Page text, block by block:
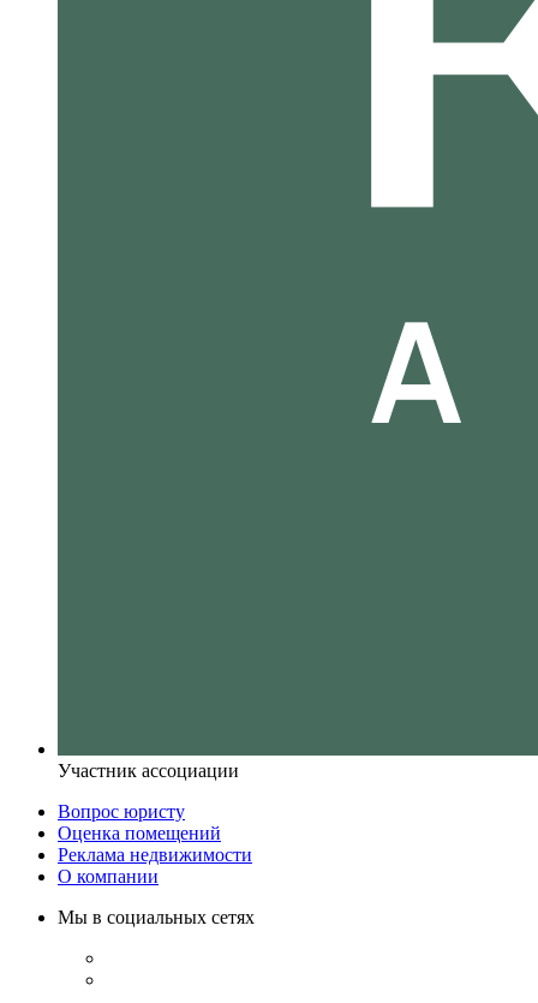
Участник ассоциации
Вопрос юристу
Оценка помещений
Реклама недвижимости
О компании
Мы в социальных сетях